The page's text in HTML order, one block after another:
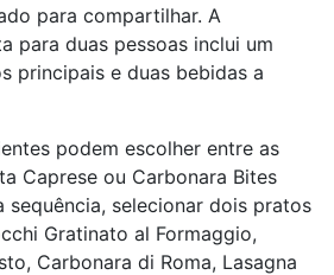
para compartilhar. A
para duas pessoas inclui um
principais e duas bebidas a
podem escolher entre as
Caprese ou Carbonara Bites
sequência, selecionar dois pratos
Gratinato al Formaggio,
Carbonara di Roma, Lasagna